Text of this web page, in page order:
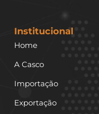
Institucional
Home
A Casco
Importação
Exportação